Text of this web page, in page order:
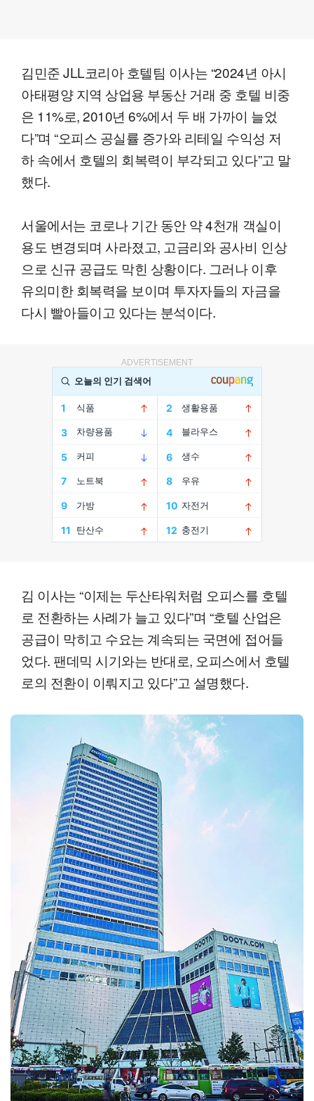
김민준 JLL코리아 호텔팀 이사는 “2024년 아시
아태평양 지역 상업용 부동산 거래 중 호텔 비중
은 11%로, 2010년 6%에서 두 배 가까이 늘었
다”며 “오피스 공실률 증가와 리테일 수익성 저
하 속에서 호텔의 회복력이 부각되고 있다”고 말
했다.
서울에서는 코로나 기간 동안 약 4천개 객실이
용도 변경되며 사라졌고, 고금리와 공사비 인상
으로 신규 공급도 막힌 상황이다. 그러나 이후
유의미한 회복력을 보이며 투자자들의 자금을
다시 빨아들이고 있다는 분석이다.
ADVERTISEMENT
김 이사는 “이제는 두산타워처럼 오피스를 호텔
로 전환하는 사례가 늘고 있다”며 “호텔 산업은
공급이 막히고 수요는 계속되는 국면에 접어들
었다. 팬데믹 시기와는 반대로, 오피스에서 호텔
로의 전환이 이뤄지고 있다”고 설명했다.